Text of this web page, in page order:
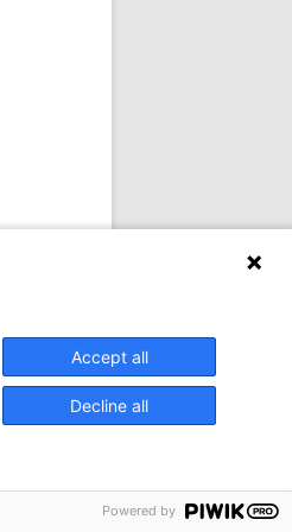
Accept all
Decline all
Powered by